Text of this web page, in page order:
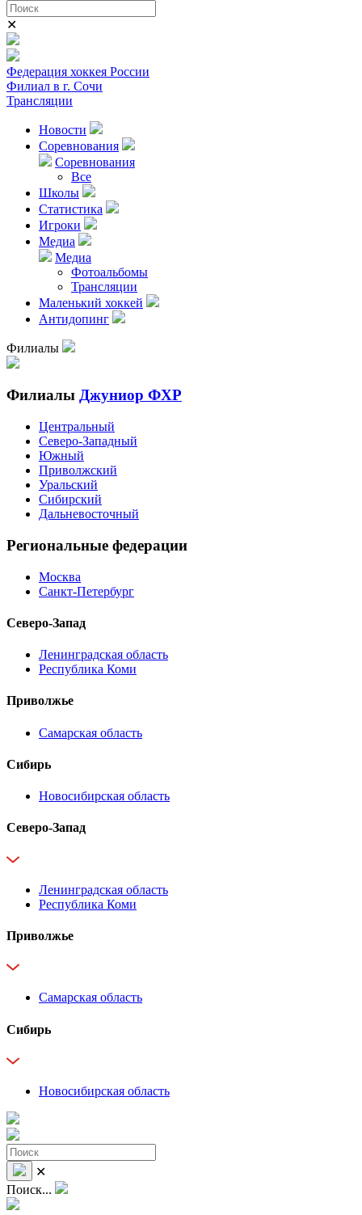
✕
Федерация хоккея России
Филиал в г. Сочи
Трансляции
Новости
Соревнования
Соревнования
Все
Школы
Статистика
Игроки
Медиа
Медиа
Фотоальбомы
Трансляции
Маленький хоккей
Антидопинг
Филиалы
Филиалы Джуниор ФХР
Центральный
Северо-Западный
Южный
Приволжский
Уральский
Сибирский
Дальневосточный
Региональные федерации
Москва
Санкт-Петербург
Северо-Запад
Ленинградская область
Республика Коми
Приволжье
Самарская область
Сибирь
Новосибирская область
Северо-Запад
Ленинградская область
Республика Коми
Приволжье
Самарская область
Сибирь
Новосибирская область
✕
Поиск...